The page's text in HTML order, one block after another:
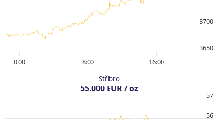
0:00 8:00 16:00
3650
3700
Stříbro
55.000 EUR / oz
56
57